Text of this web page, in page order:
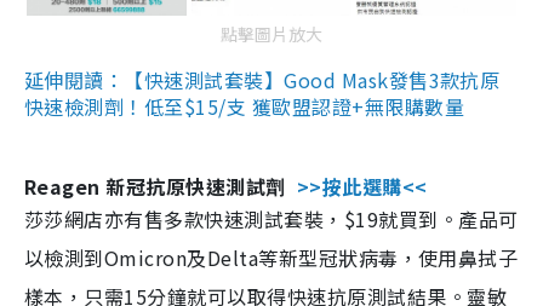
點擊圖片放大
延伸閱讀：【快速測試套裝】Good Mask發售3款抗原
快速檢測劑！低至$15/支 獲歐盟認證+無限購數量
Reagen 新冠抗原快速測試劑 >>按此選購<<
莎莎網店亦有售多款快速測試套裝，$19就買到。產品可
以檢測到Omicron及Delta等新型冠狀病毒，使用鼻拭子
樣本，只需15分鐘就可以取得快速抗原測試結果。靈敏